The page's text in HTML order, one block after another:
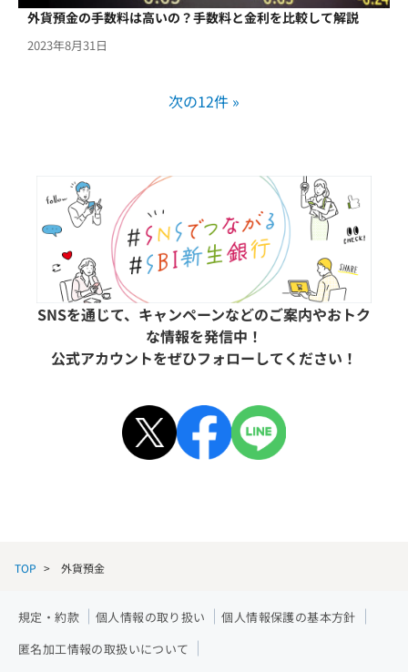
外貨預金の手数料は高いの？手数料と金利を比較して解説
2023年8月31日
次の12件
SNSを通じて、キャンペーンなどのご案内やおトク
な情報を発信中！
公式アカウントをぜひフォローしてください！
TOP 外貨預金
規定・約款 個人情報の取り扱い
個人情報保護の基本方針
匿名加工情報の取扱いについて